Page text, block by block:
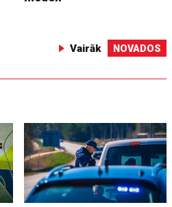
Vairāk NOVADOS